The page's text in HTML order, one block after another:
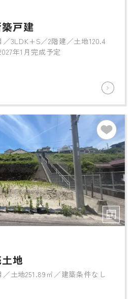
戸建
3LDK+S／2階建／土地120.4
年1月完成予定
地
土地251.89㎡／建築条件なし